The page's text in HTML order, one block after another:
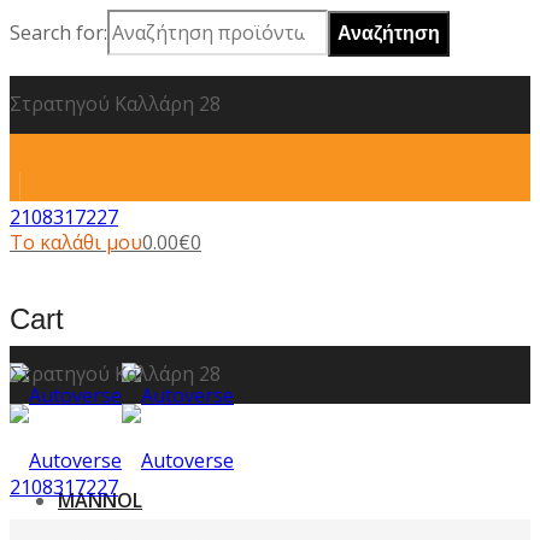
Search for:
Στρατηγού Καλλάρη 28
2108317227
Το καλάθι μου0.00€0
Cart
MANNOL
Στρατηγού Καλλάρη 28
2108317227